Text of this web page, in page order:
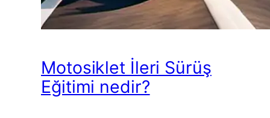
Motosiklet İleri Sürüş
Eğitimi nedir?